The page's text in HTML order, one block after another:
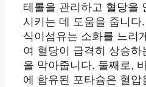
테롤을 관리하고 혈당을
시키는 데 도움을 줍니다.
식이섬유는 소화를 느리
여 혈당이 급격히 상승하
을 막아줍니다. 둘째로,
에 함유된 포타슘은 혈압